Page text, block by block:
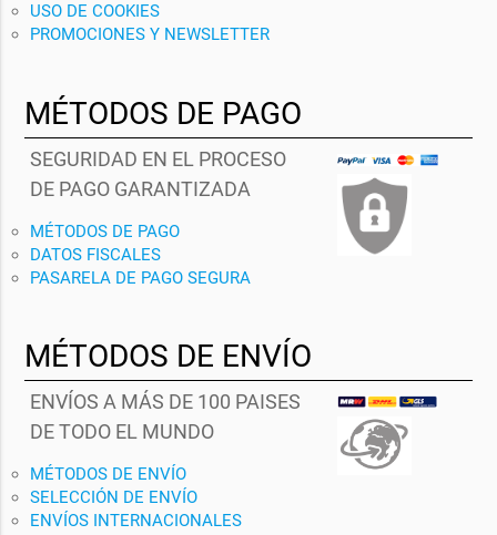
USO DE COOKIES
PROMOCIONES Y NEWSLETTER
MÉTODOS DE PAGO
SEGURIDAD EN EL PROCESO
DE PAGO GARANTIZADA
MÉTODOS DE PAGO
DATOS FISCALES
PASARELA DE PAGO SEGURA
MÉTODOS DE ENVÍO
ENVÍOS A MÁS DE 100 PAISES
DE TODO EL MUNDO
MÉTODOS DE ENVÍO
SELECCIÓN DE ENVÍO
ENVÍOS INTERNACIONALES